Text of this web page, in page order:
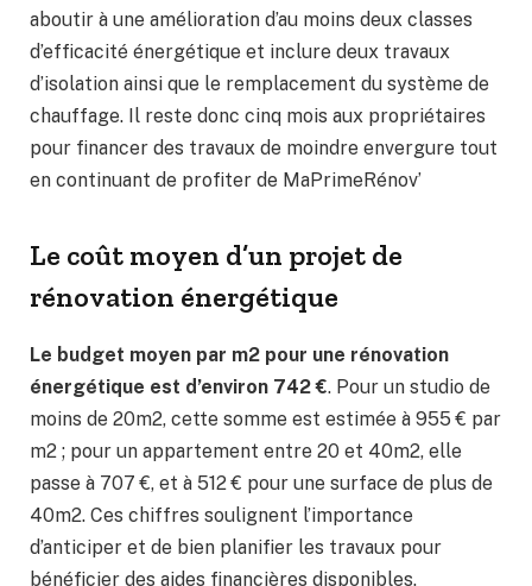
aboutir à une amélioration d’au moins deux classes
d’efficacité énergétique et inclure deux travaux
d’isolation ainsi que le remplacement du système de
chauffage. Il reste donc cinq mois aux propriétaires
pour financer des travaux de moindre envergure tout
en continuant de profiter de MaPrimeRénov’
Le coût moyen d’un projet de
rénovation énergétique
Le budget moyen par m2 pour une rénovation
énergétique est d’environ 742 €. Pour un studio de
moins de 20m2, cette somme est estimée à 955 € par
m2 ; pour un appartement entre 20 et 40m2, elle
passe à 707 €, et à 512 € pour une surface de plus de
40m2. Ces chiffres soulignent l’importance
d’anticiper et de bien planifier les travaux pour
bénéficier des aides financières disponibles.